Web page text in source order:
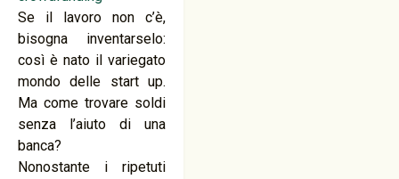
Se il lavoro non c’è,
bisogna inventarselo:
così è nato il variegato
mondo delle start up.
Ma come trovare soldi
senza l’aiuto di una
banca?
Nonostante i ripetuti